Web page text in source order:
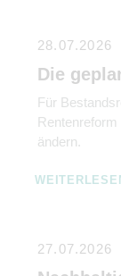
28.07.2026
Die
Für
Rentenreform
ändern.
27.07.2026